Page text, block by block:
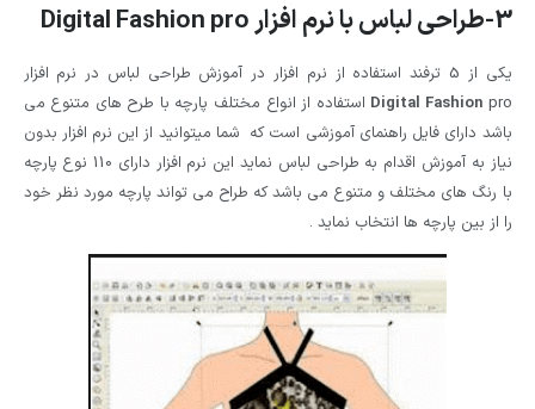
3-طراحی لباس با نرم افزار Digital Fashion pro
یکی از 5 ترفند استفاده از نرم افزار در آموزش طراحی لباس در نرم افزار
Digital Fashion pro استفاده از انواع مختلف پارچه با طرح های متنوع می
باشد دارای فایل راهنمای آموزشی است که شما میتوانید از این نرم افزار بدون
نیاز به آموزش اقدام به طراحی لباس نماید این نرم افزار دارای 110 نوع پارچه
با رنگ های مختلف و متنوع می باشد که طراح می تواند پارچه مورد نظر خود
را از بین پارچه ها انتخاب نماید .